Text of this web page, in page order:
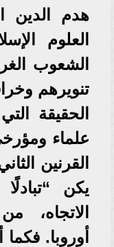
هدم الدين
العلوم
الشعوب
تنويرهم
الحقيقة
علماء
القرنين
يكن
الاتجاه،
أوروبا.